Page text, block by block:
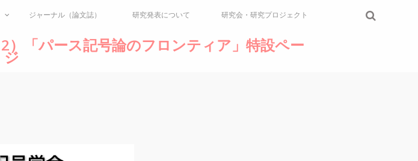
ジャーナル（論文誌） 研究発表について 研究会・研究プロジェクト
「パース記号論のフロンティア」特設ペー
ジ